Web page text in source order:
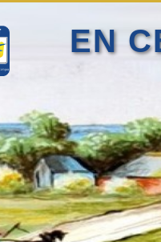
EN